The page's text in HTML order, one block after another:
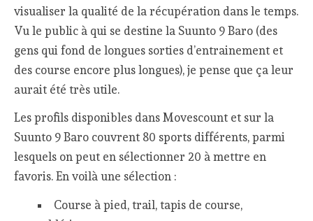
visualiser la qualité de la récupération dans le temps.
Vu le public à qui se destine la Suunto 9 Baro (des
gens qui fond de longues sorties d’entrainement et
des course encore plus longues), je pense que ça leur
aurait été très utile.
Les profils disponibles dans Movescount et sur la
Suunto 9 Baro couvrent 80 sports différents, parmi
lesquels on peut en sélectionner 20 à mettre en
favoris. En voilà une sélection :
Course à pied, trail, tapis de course,